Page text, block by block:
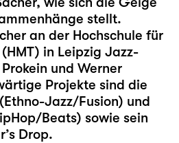
stellt.
an der Hochschule für
in Leipzig Jazz-
und Werner
Projekte sind die
Jazz/Fusion) und
Beats) sowie sein
Drop.